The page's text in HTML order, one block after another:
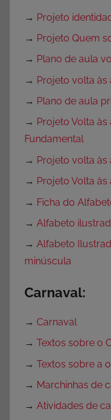
→ Projeto
→ Projeto Quem
→ Plano de aula
→ Projeto volta às
→ Plano de aula
→ Projeto Volta às
Fundamental
→ Projeto volta às
→ Projeto Volta
→ Ficha do
→ Alfabeto
→ Alfabeto
minúscula
Carnaval:
→ Carnaval
→ Textos sobre o
→ Textos sobre a
→ Marchinhas de
→ Atividades de